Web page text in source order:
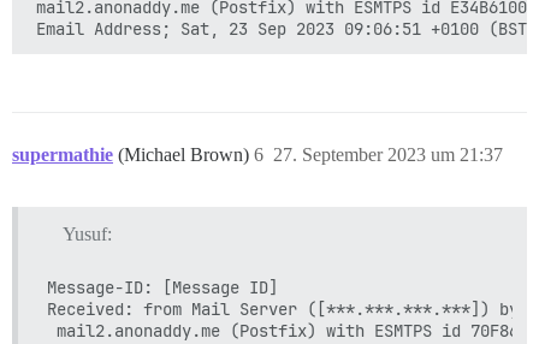
mail2.anonaddy.me (Postfix) with ESMTPS id
supermathie (Michael Brown) 27. September 2023 um 21:37
6
Yusuf:
Message-ID: [Message ID]
Received: from Mail Server ([***.***.***.***]) by
mail2.anonaddy.me (Postfix) with ESMTPS id